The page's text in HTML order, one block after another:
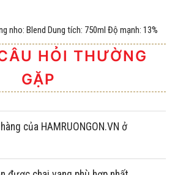
nho: Blend Dung tích: 750ml Độ mạnh: 13%
HỎI THƯỜNG
GẶP
của HAMRUONGON.VN ở